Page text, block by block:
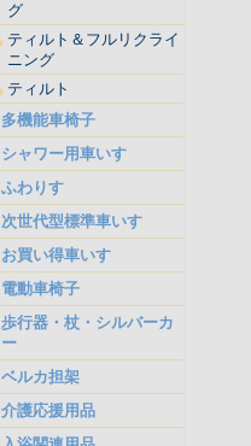
グ
ティルト＆フルリクライ
ニング
ティルト
多機能車椅子
シャワー用車いす
ふわりす
次世代型標準車いす
お買い得車いす
電動車椅子
歩行器・杖・シルバーカ
ー
ベルカ担架
介護応援用品